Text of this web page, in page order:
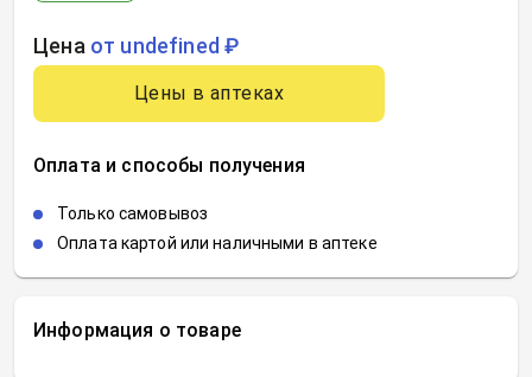
Информация о товаре
Цена от undefined ₽
Цены в аптеках
Оплата и способы получения
Только самовывоз
Оплата картой или наличными в аптеке